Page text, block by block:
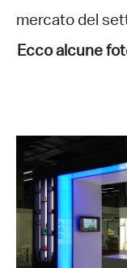
mercato del
Ecco alcune